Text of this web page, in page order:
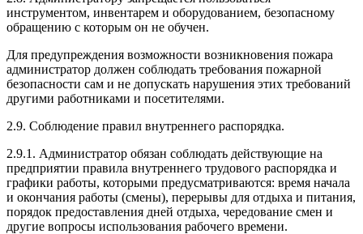
инструментом, инвентарем и оборудованием, безопасному
обращению с которым он не обучен.
Для предупреждения возможности возникновения пожара
администратор должен соблюдать требования пожарной
безопасности сам и не допускать нарушения этих требований
другими работниками и посетителями.
2.9. Соблюдение правил внутреннего распорядка.
2.9.1. Администратор обязан соблюдать действующие на
предприятии правила внутреннего трудового распорядка и
графики работы, которыми предусматриваются: время начала
и окончания работы (смены), перерывы для отдыха и питания,
порядок предоставления дней отдыха, чередование смен и
другие вопросы использования рабочего времени.